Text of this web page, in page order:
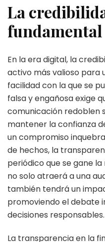
La
fundamental
En la era digital, la
activo más valioso para
facilidad con la que se
falsa y engañosa exige
comunicación redoblen
mantener la confianza
un compromiso
de hechos, la
periódico que se gane
no solo atraerá a una
también tendrá un
promoviendo el debate
decisiones responsables.
La transparencia en la